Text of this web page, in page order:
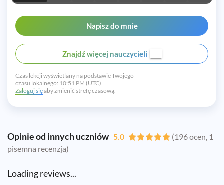
Napisz do mnie
Znajdź więcej nauczycieli
Czas lekcji wyświetlany na podstawie Twojego
czasu lokalnego: 10:51 PM (UTC).
Zaloguj sięaby zmienić strefę czasową.
Opinie od innych uczniów 5.0
(196 ocen, 1
pisemna recenzja)
Loading reviews...